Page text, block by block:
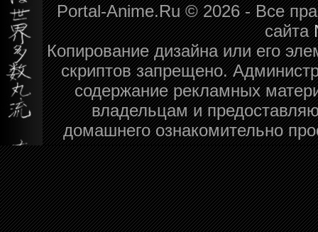
Portal-Anime.Ru © 2026 - Все
сайта
Копирование дизайна или его
скриптов запрещено.
содержание рекламных
владельцам и
домашнего ознакомительно